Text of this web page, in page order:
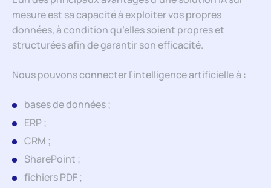
mesure est sa capacité à exploiter vos propres
données, à condition qu’elles soient propres et
structurées afin de garantir son efficacité.
Nous pouvons connecter l’intelligence artificielle à :
bases de données ;
ERP ;
CRM ;
SharePoint ;
fichiers PDF ;